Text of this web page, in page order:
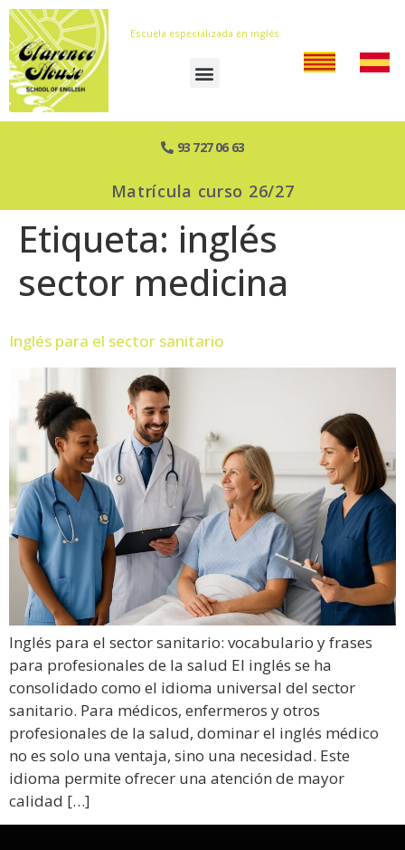
Escuela especializada en inglés
93 727 06 63
Matrícula curso 26/27
Etiqueta: inglés
sector medicina
Inglés para el sector sanitario
Inglés para el sector sanitario: vocabulario y frases
para profesionales de la salud El inglés se ha
consolidado como el idioma universal del sector
sanitario. Para médicos, enfermeros y otros
profesionales de la salud, dominar el inglés médico
no es solo una ventaja, sino una necesidad. Este
idioma permite ofrecer una atención de mayor
calidad […]